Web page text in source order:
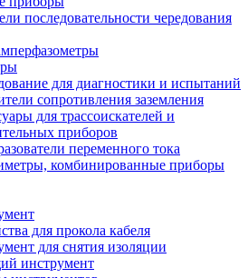
последовательности чередования
для диагностики и испытаний
сопротивления заземления
для трассоискателей и
приборов
переменного тока
комбинированные приборы
для прокола кабеля
для снятия изоляции
инструмент